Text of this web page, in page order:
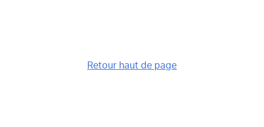
Retour haut de page